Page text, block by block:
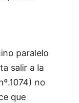
paralelo
salir a la
no
que